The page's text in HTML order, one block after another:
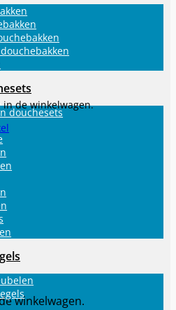
de winkelwagen.
winkelwagen.
douchesets